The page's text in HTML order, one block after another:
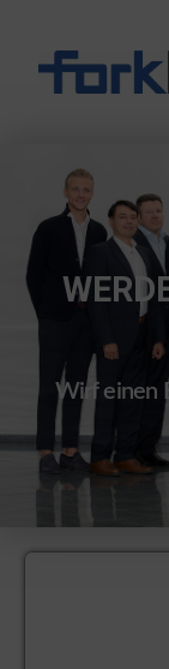
Wirf einen